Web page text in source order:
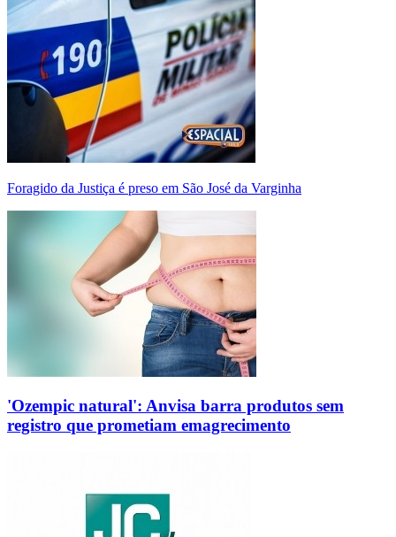
Foragido da Justiça é preso em São José da Varginha
'Ozempic natural': Anvisa barra produtos sem
registro que prometiam emagrecimento